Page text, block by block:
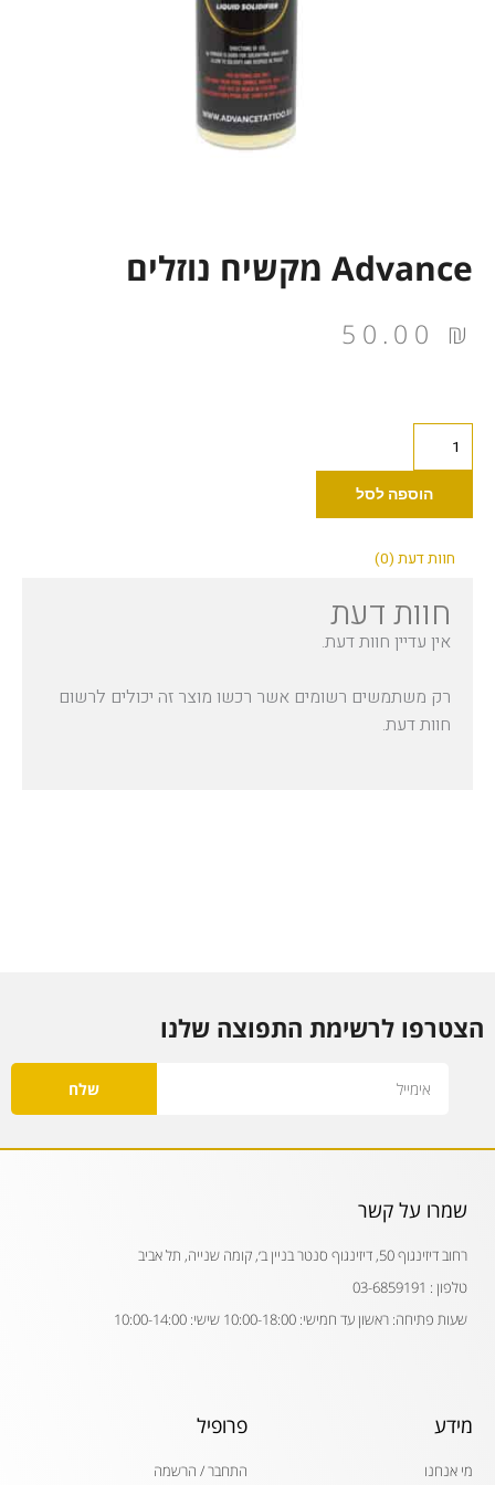
Advance מקשיח נוזלים
50.00 ₪
Advance
מקשיח
הוספה לסל
חוות דעת (0)
חוות דעת
אין עדיין חוות דעת.
רק משתמשים רשומים אשר רכשו מוצר זה יכולים לרשום
חוות דעת.
הצטרפו לרשימת התפוצה שלנו
שלח
שמרו על קשר
רחוב דיזינגוף 50, דיזינגוף סנטר בניין ב׳, קומה שנייה, תל אביב
טלפון : 03-6859191
שעות פתיחה: ראשון עד חמישי: 10:00-18:00 שישי: 10:00-14:00
מידע
מי אנחנו
פרופיל
התחבר / הרשמה